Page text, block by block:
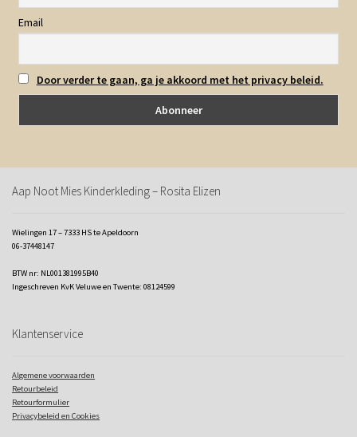
Email
Door verder te gaan, ga je akkoord met het privacy beleid.
Aap Noot Mies Kinderkleding – Rosita Elizen
Wielingen 17 – 7333 HS te Apeldoorn
06-37448147
BTW nr: NL001381995B40
Ingeschreven KvK Veluwe en Twente: 08124599
Klantenservice
Algemene voorwaarden
Retourbeleid
Retourformulier
Privacybeleid en Cookies